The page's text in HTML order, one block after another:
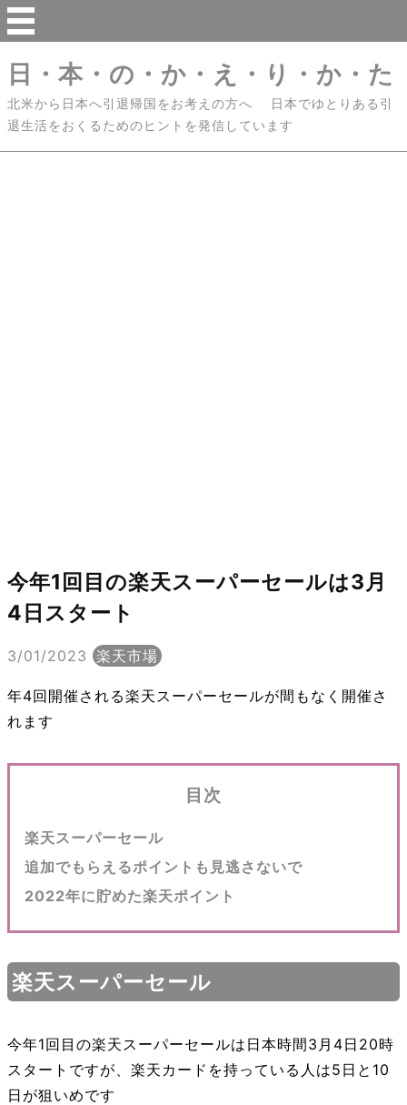
日・本・の・か・え・り・か・た
北米から日本へ引退帰国をお考えの方へ 日本でゆとりある引
退生活をおくるためのヒントを発信しています
今年1回目の楽天スーパーセールは3月
4日スタート
3/01/2023 楽天市場
年4回開催される楽天スーパーセールが間もなく開催さ
れます
目次
楽天スーパーセール
追加でもらえるポイントも見逃さないで
2022年に貯めた楽天ポイント
楽天スーパーセール
今年1回目の楽天スーパーセールは日本時間3月4日20時
スタートですが、楽天カードを持っている人は5日と10
日が狙いめです